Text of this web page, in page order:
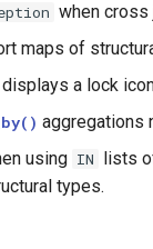
when
maps of
a lock
aggregations
using IN lists
types.